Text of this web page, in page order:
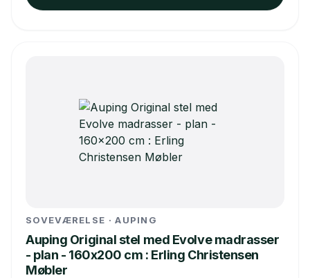
SOVEVÆRELSE · AUPING
Auping Original stel med Evolve madrasser
- plan - 160x200 cm : Erling Christensen
Møbler